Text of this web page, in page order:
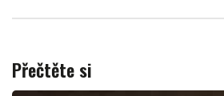
Přečtěte si